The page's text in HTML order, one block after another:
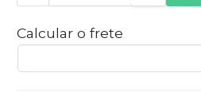
Calcular o frete